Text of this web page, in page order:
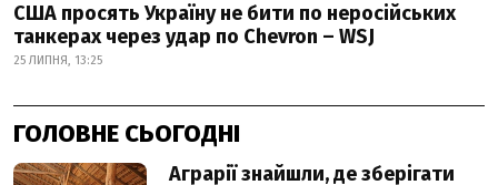
США просять Україну не бити по неросійських
танкерах через удар по Chevron – WSJ
25 ЛИПНЯ, 13:25
ГОЛОВНЕ СЬОГОДНІ
Аграрії знайшли, де зберігати